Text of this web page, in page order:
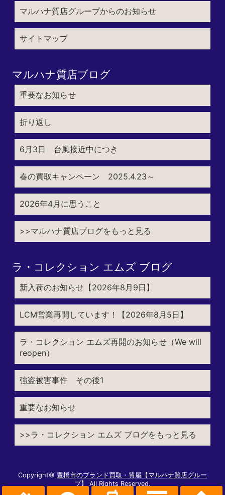
マルハナ質店グループからのお知らせ
サイトマップ
マルハナ質店ブログ
重要なお知らせ
折り返し
6月3日 台風接近中につき
春の買取キャンペーン 2025.4.23～
2026年4月に思うこと
>>マルハナ質店ブログをもっと見る
ラ・コレクション エムズ ブログ
新入荷のお知らせ【2026年8月9日】
LCM営業再開しています！【2026年8月5日】
ラ・コレクション エムズ再開のお知らせ（We will
reopen）
強盗被害事件 その後1
重要なお知らせ
>>ラ・コレクション エムズ ブログをもっと見る
Copyright© 豊橋市のブランド買取・質屋【マルハナ質店グルー
プ】
All Rights Reserved.